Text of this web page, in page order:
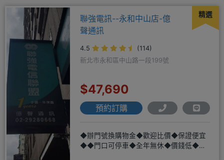
精選
聯強電訊--永和中山店-億
聲通訊
4.5
(114)
新北市永和區中山路一段199號
$47,690
預約訂購
◆辦門號換購物金◆歡迎比價◆保證便宜
◆◆門口可停車◆全年無休◆價錢低◆服